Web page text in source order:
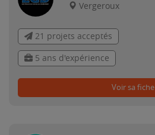
Vergeroux
21 projets acceptés
5 ans d'expérience
Voir sa fiche